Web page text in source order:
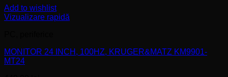
Add to wishlist
Vizualizare rapidă
MONITOR 24 INCH, 100HZ, KRUGER&MATZ KM9901-
MT24